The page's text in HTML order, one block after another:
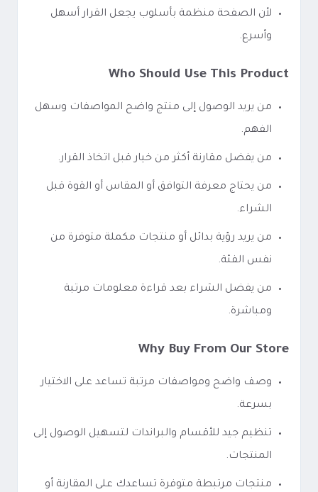
لأن الصفحة منظمة بأسلوب يجعل القرار أسهل
وأسرع.
Who Should Use This Product
من يريد الوصول إلى منتج واضح المواصفات وسهل
الفهم.
من يفضل مقارنة أكثر من خيار قبل اتخاذ القرار.
من يحتاج معرفة التوافق أو المقاس أو القوة قبل
الشراء.
من يريد رؤية بدائل أو منتجات مكملة متوفرة من
نفس الفئة.
من يفضل الشراء بعد قراءة معلومات مرتبة
ومباشرة.
Why Buy From Our Store
وصف واضح ومواصفات مرتبة تساعد على الاختيار
بسرعة.
تنظيم جيد للأقسام والبراندات لتسهيل الوصول إلى
المنتجات.
منتجات مرتبطة متوفرة تساعدك على المقارنة أو